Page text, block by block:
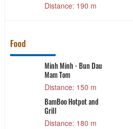
Distance: 190 m
Food
Minh Minh - Bun Dau
Mam Tom
Distance: 150 m
BamBoo Hotpot and
Grill
Distance: 180 m